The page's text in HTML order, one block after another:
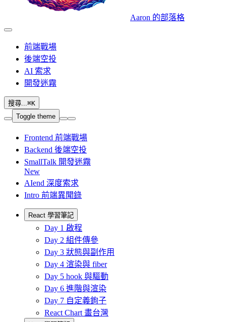
Aaron 的部落格
前端戰場
後端空投
AI 索求
開發迷霧
搜尋...⌘K
Toggle theme
Frontend 前端戰場
Backend 後端空投
SmallTalk 開發迷霧
New
AIend 深度索求
Intro 前端異聞錄
React 學習筆記
Day 1 啟程
Day 2 組件傳參
Day 3 狀態與副作用
Day 4 渲染與 fiber
Day 5 hook 與驅動
Day 6 進階與渲染
Day 7 自定義鉤子
React Chart 畫台灣